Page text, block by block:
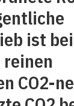
ist
CO2-